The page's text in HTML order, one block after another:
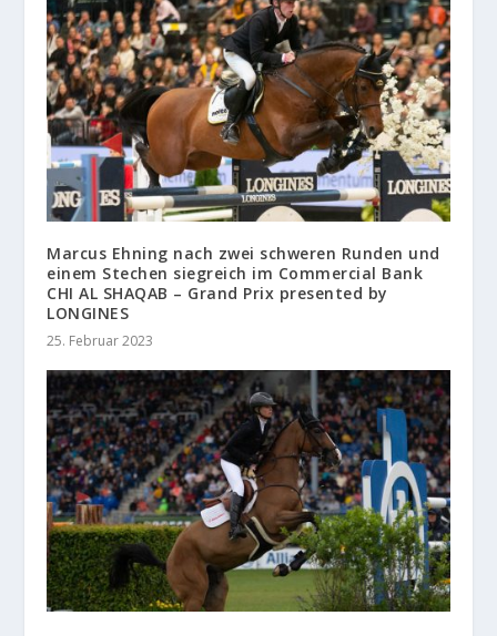
Marcus Ehning nach zwei schweren Runden und
einem Stechen siegreich im Commercial Bank
CHI AL SHAQAB – Grand Prix presented by
LONGINES
25. Februar 2023